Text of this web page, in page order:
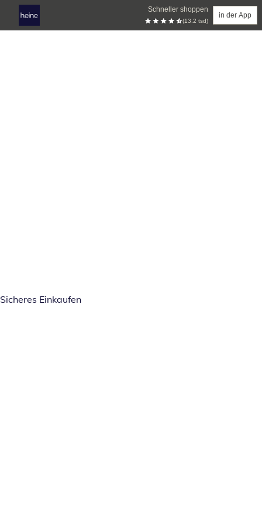
Schneller shoppen
(13.2 tsd)
in der App
Sicheres Einkaufen